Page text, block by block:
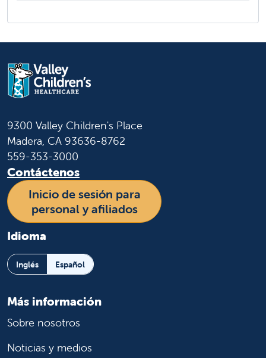
9300 Valley Children's Place
Madera, CA 93636-8762
559-353-3000
Contáctenos
Inicio de sesión para
personal y afiliados
Idioma
Inglés Español
Más información
Sobre nosotros
Noticias y medios